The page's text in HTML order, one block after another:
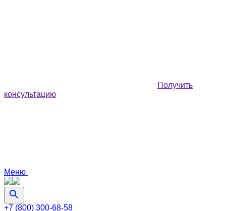
Получить
консультацию
Меню
+7 (800) 300-68-58